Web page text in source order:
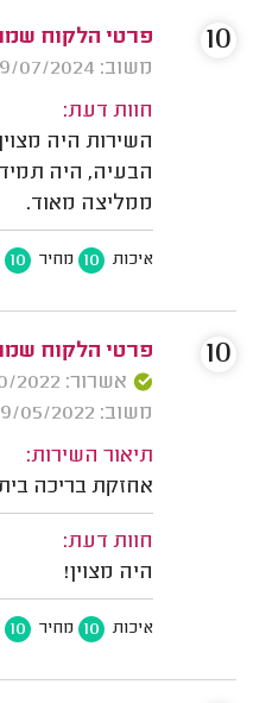
פרטי הלקוח
משוב: 09/07/2024
חוות דעת:
השירות היה
הבעיה, היה תמיד
ממליצה מאוד.
איכות 10 מחיר 10
10
פרטי הלקוח
אשרור: 02/10/2022
משוב: 29/05/2022
תיאור השירות:
אחזקת בריכה
חוות דעת:
היה מצוין!
איכות 10 מחיר 10
10